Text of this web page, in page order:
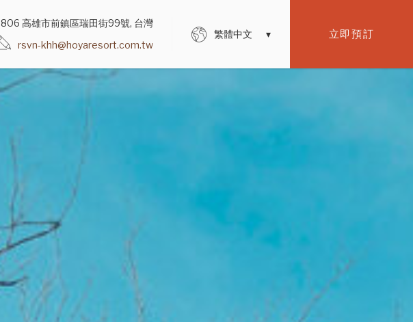
806 高雄市前鎮區瑞田街99號, 台灣
rsvn-khh@hoyaresort.com.tw
繁體中文 立即預訂